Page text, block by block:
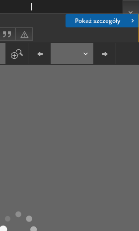
Pokaż szczegóły